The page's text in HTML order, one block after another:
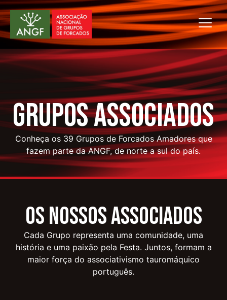
Grupos Associados
Conheça os 39 Grupos de Forcados Amadores que
fazem parte da ANGF, de norte a sul do país.
OS NOSSOS ASSOCIADOS
Cada Grupo representa uma comunidade, uma
história e uma paixão pela Festa. Juntos, formam a
maior força do associativismo tauromáquico
português.